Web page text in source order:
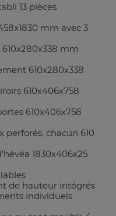
13 pièces
mm avec 3
mm
610x280x338
610x406x758
610x406x758
perforés, chacun 610
1830x406x25
de hauteur intégrés
individuels